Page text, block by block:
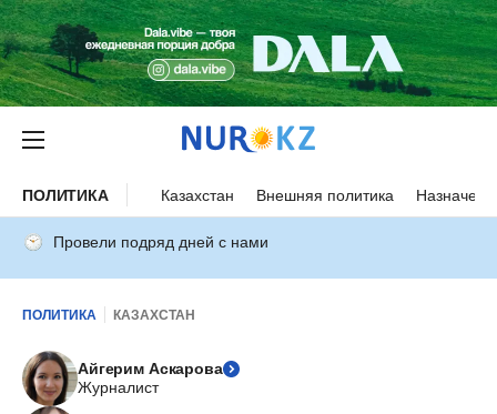
ПОЛИТИКА Казахстан Внешняя политика
Провели подряд дней с нами
ПОЛИТИКА КАЗАХСТАН
Айгерим Аскарова
Журналист